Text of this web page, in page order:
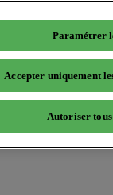
Paramétrer
Accepter uniquement
Autoriser tous